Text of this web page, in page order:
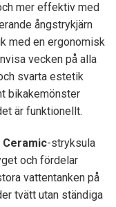
mer effektiv med
ångstrykjärn
med en ergonomisk
vecken på alla
svarta estetik
bikakemönster
är funktionellt.
Ceramic-stryksula
och fördelar
vattentanken på
tvätt utan ständiga